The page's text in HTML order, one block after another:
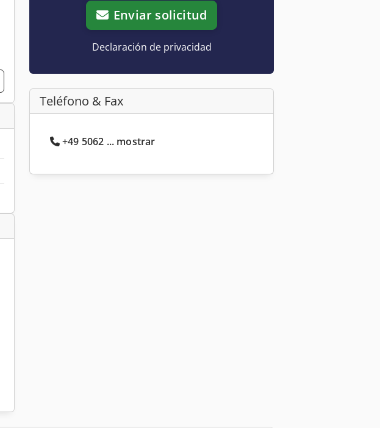
Enviar solicitud
Declaración de privacidad
Teléfono & Fax
+49 5062 ... mostrar